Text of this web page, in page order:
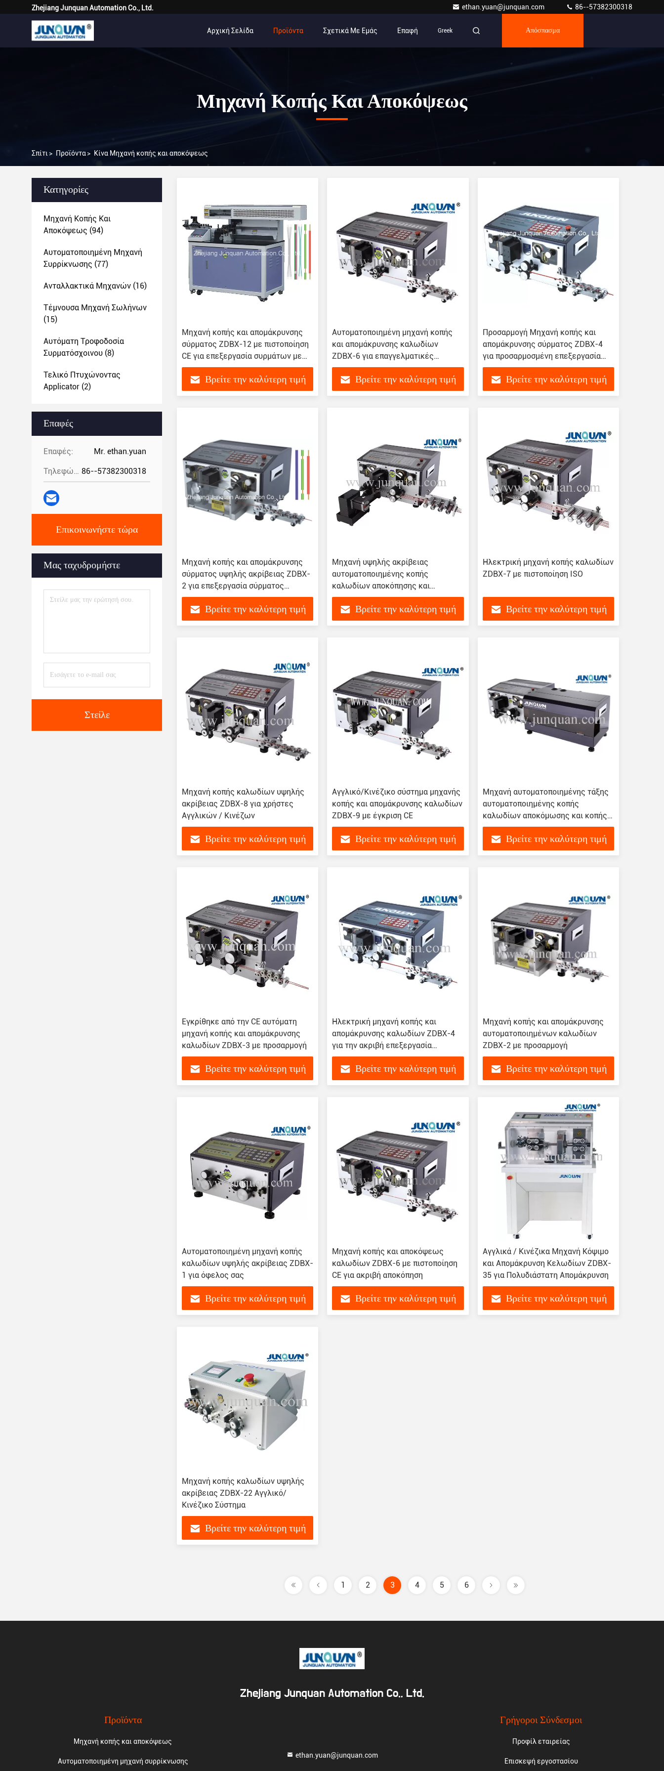
Zhejiang Junquan Automation Co., Ltd. ethan.yuan@junquan.com 86--57382300318
Αρχική Σελίδα Προϊόντα Σχετικά Με Εμάς Επαφή Greek Απόσπασμα
Μηχανή Κοπής Και Αποκόψεως
Σπίτι > Προϊόντα> Κίνα Μηχανή κοπής και αποκόψεως
Κατηγορίες
Μηχανή Κοπής Και
Αποκόψεως (94)
Αυτοματοποιημένη Μηχανή
Συρρίκνωσης (77)
Ανταλλακτικά Μηχανών (16)
Τέμνουσα Μηχανή Σωλήνων
(15)
Αυτόματη Τροφοδοσία
Συρματόσχοινου (8)
Τελικό Πτυχώνοντας
Applicator (2)
Επαφές
Επαφές: Mr. ethan.yuan
Τηλεφώνημα: 86--57382300318
Επικοινωνήστε τώρα
Μας ταχυδρομήστε
Στείλε
Μηχανή κοπής και απομάκρυνσης
σύρματος ZDBX-12 με πιστοποίηση
CE για επεξεργασία συρμάτων με
όγκο
Βρείτε την καλύτερη τιμή
Αυτοματοποιημένη μηχανή κοπής
και απομάκρυνσης καλωδίων
ZDBX-6 για επαγγελματικές
εφαρμογές
Βρείτε την καλύτερη τιμή
Προσαρμογή Μηχανή κοπής και
απομάκρυνσης σύρματος ZDBX-4
για προσαρμοσμένη επεξεργασία
σύρματος
Βρείτε την καλύτερη τιμή
Μηχανή κοπής και απομάκρυνσης
σύρματος υψηλής ακρίβειας ZDBX-
2 για επεξεργασία σύρματος
ακριβείας
Βρείτε την καλύτερη τιμή
Μηχανή υψηλής ακρίβειας
αυτοματοποιημένης κοπής
καλωδίων αποκόπησης και
περιστροφής ZDBX-10 για κοπή
Βρείτε την καλύτερη τιμή
Ηλεκτρική μηχανή κοπής καλωδίων
ZDBX-7 με πιστοποίηση ISO
Βρείτε την καλύτερη τιμή
Μηχανή κοπής καλωδίων υψηλής
ακρίβειας ZDBX-8 για χρήστες
Αγγλικών / Κινέζων
Βρείτε την καλύτερη τιμή
Αγγλικό/Κινέζικο σύστημα μηχανής
κοπής και απομάκρυνσης καλωδίων
ZDBX-9 με έγκριση CE
Βρείτε την καλύτερη τιμή
Μηχανή αυτοματοποιημένης τάξης
αυτοματοποιημένης κοπής
καλωδίων αποκόμωσης και κοπής
ZDBX-5 SL-500
Βρείτε την καλύτερη τιμή
Εγκρίθηκε από την CE αυτόματη
μηχανή κοπής και απομάκρυνσης
καλωδίων ZDBX-3 με προσαρμογή
Βρείτε την καλύτερη τιμή
Ηλεκτρική μηχανή κοπής και
απομάκρυνσης καλωδίων ZDBX-4
για την ακριβή επεξεργασία
καλωδίων
Βρείτε την καλύτερη τιμή
Μηχανή κοπής και απομάκρυνσης
αυτοματοποιημένων καλωδίων
ZDBX-2 με προσαρμογή
Βρείτε την καλύτερη τιμή
Αυτοματοποιημένη μηχανή κοπής
καλωδίων υψηλής ακρίβειας ZDBX-
1 για όφελος σας
Βρείτε την καλύτερη τιμή
Μηχανή κοπής και αποκόψεως
καλωδίων ZDBX-6 με πιστοποίηση
CE για ακριβή αποκόπηση
Βρείτε την καλύτερη τιμή
Αγγλικά / Κινέζικα Μηχανή Κόψιμο
και Απομάκρυνση Κελωδίων ZDBX-
35 για Πολυδιάστατη Απομάκρυνση
Βρείτε την καλύτερη τιμή
Μηχανή κοπής καλωδίων υψηλής
ακρίβειας ZDBX-22 Αγγλικό/
Κινέζικο Σύστημα
Βρείτε την καλύτερη τιμή
1 2 3 4 5 6
Zhejiang Junquan Automation Co., Ltd.
Προϊόντα
Μηχανή κοπής και αποκόψεως
Αυτοματοποιημένη μηχανή συρρίκνωσης
ethan.yuan@junquan.com
Γρήγοροι Σύνδεσμοι
Προφίλ εταιρείας
Επισκεψή εργοστασίου